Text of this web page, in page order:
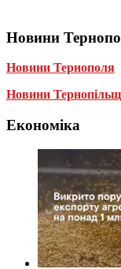
Новини
Новини Тернополя
Новини
Економіка